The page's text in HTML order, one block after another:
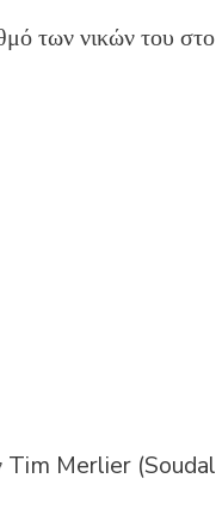
των νικών του στο
Tim Merlier (Soudal